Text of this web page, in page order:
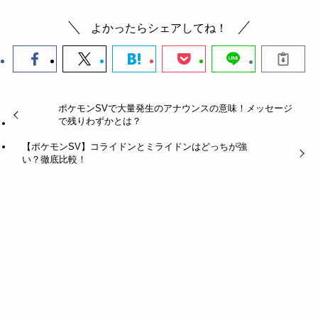
よかったらシェアしてね！
ポケモンSVで大量発生のアナウンスの意味！メッセージ
で残りわずかとは？
【ポケモンSV】コライドンとミライドンはどっちが強
い？徹底比較！